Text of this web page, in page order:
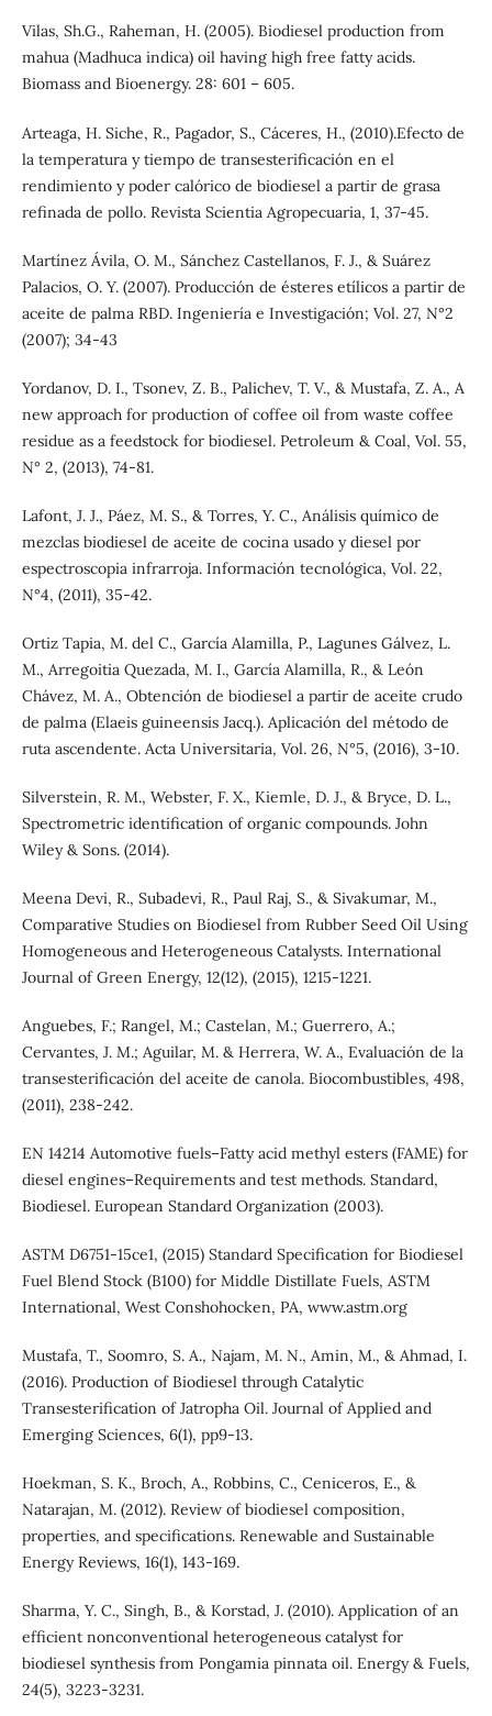
Vilas, Sh.G., Raheman, H. (2005). Biodiesel production from
mahua (Madhuca indica) oil having high free fatty acids.
Biomass and Bioenergy. 28: 601 – 605.
Arteaga, H. Siche, R., Pagador, S., Cáceres, H., (2010).Efecto de
la temperatura y tiempo de transesterificación en el
rendimiento y poder calórico de biodiesel a partir de grasa
refinada de pollo. Revista Scientia Agropecuaria, 1, 37-45.
Martínez Ávila, O. M., Sánchez Castellanos, F. J., & Suárez
Palacios, O. Y. (2007). Producción de ésteres etílicos a partir de
aceite de palma RBD. Ingeniería e Investigación; Vol. 27, N°2
(2007); 34-43
Yordanov, D. I., Tsonev, Z. B., Palichev, T. V., & Mustafa, Z. A., A
new approach for production of coffee oil from waste coffee
residue as a feedstock for biodiesel. Petroleum & Coal, Vol. 55,
N° 2, (2013), 74-81.
Lafont, J. J., Páez, M. S., & Torres, Y. C., Análisis químico de
mezclas biodiesel de aceite de cocina usado y diesel por
espectroscopia infrarroja. Información tecnológica, Vol. 22,
N°4, (2011), 35-42.
Ortiz Tapia, M. del C., García Alamilla, P., Lagunes Gálvez, L.
M., Arregoitia Quezada, M. I., García Alamilla, R., & León
Chávez, M. A., Obtención de biodiesel a partir de aceite crudo
de palma (Elaeis guineensis Jacq.). Aplicación del método de
ruta ascendente. Acta Universitaria, Vol. 26, N°5, (2016), 3-10.
Silverstein, R. M., Webster, F. X., Kiemle, D. J., & Bryce, D. L.,
Spectrometric identification of organic compounds. John
Wiley & Sons. (2014).
Meena Devi, R., Subadevi, R., Paul Raj, S., & Sivakumar, M.,
Comparative Studies on Biodiesel from Rubber Seed Oil Using
Homogeneous and Heterogeneous Catalysts. International
Journal of Green Energy, 12(12), (2015), 1215-1221.
Anguebes, F.; Rangel, M.; Castelan, M.; Guerrero, A.;
Cervantes, J. M.; Aguilar, M. & Herrera, W. A., Evaluación de la
transesterificación del aceite de canola. Biocombustibles, 498,
(2011), 238-242.
EN 14214 Automotive fuels–Fatty acid methyl esters (FAME) for
diesel engines–Requirements and test methods. Standard,
Biodiesel. European Standard Organization (2003).
ASTM D6751-15ce1, (2015) Standard Specification for Biodiesel
Fuel Blend Stock (B100) for Middle Distillate Fuels, ASTM
International, West Conshohocken, PA, www.astm.org
Mustafa, T., Soomro, S. A., Najam, M. N., Amin, M., & Ahmad, I.
(2016). Production of Biodiesel through Catalytic
Transesterification of Jatropha Oil. Journal of Applied and
Emerging Sciences, 6(1), pp9-13.
Hoekman, S. K., Broch, A., Robbins, C., Ceniceros, E., &
Natarajan, M. (2012). Review of biodiesel composition,
properties, and specifications. Renewable and Sustainable
Energy Reviews, 16(1), 143-169.
Sharma, Y. C., Singh, B., & Korstad, J. (2010). Application of an
efficient nonconventional heterogeneous catalyst for
biodiesel synthesis from Pongamia pinnata oil. Energy & Fuels,
24(5), 3223-3231.